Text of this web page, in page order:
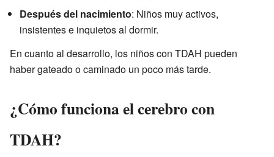
Después del nacimiento: Niños muy activos,
insistentes e inquietos al dormir.
En cuanto al desarrollo, los niños con TDAH pueden
haber gateado o caminado un poco más tarde.
¿Cómo funciona el cerebro con
TDAH?